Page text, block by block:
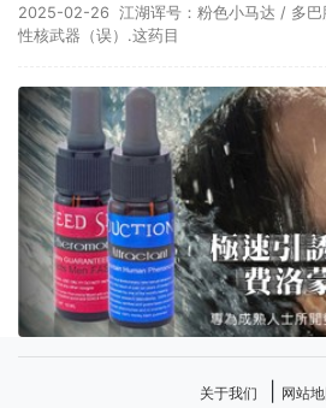
2025-02-26 江湖诨号：粉色小马达 / 多巴
性核武器（误）.这药目
关于我们
网站